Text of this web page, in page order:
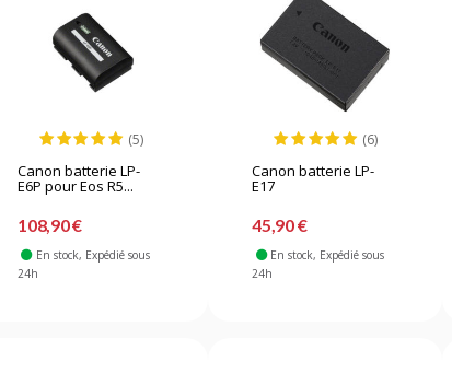
(5)
Canon batterie LP-
E6P pour Eos R5...
108,90 €
En stock, Expédié sous
24h
(6)
Canon batterie LP-
E17
45,90 €
En stock, Expédié sous
24h